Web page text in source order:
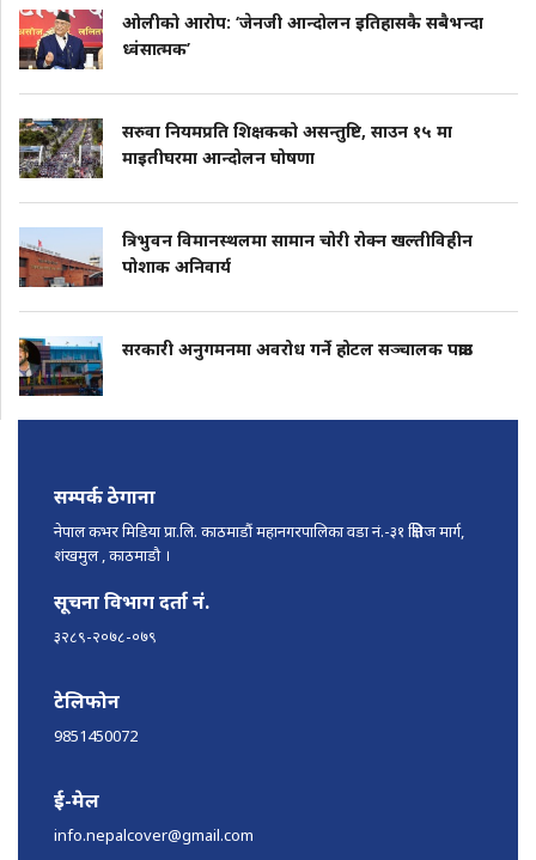
ओलीको आरोप: ‘जेनजी आन्दोलन इतिहासकै सबैभन्दा
ध्वंसात्मक’
सरुवा नियमप्रति शिक्षकको असन्तुष्टि, साउन १५ मा
माइतीघरमा आन्दोलन घोषणा
त्रिभुवन विमानस्थलमा सामान चोरी रोक्न खल्तीविहीन
पोशाक अनिवार्य
सरकारी अनुगमनमा अवरोध गर्ने होटल सञ्चालक पक्राउ
सम्पर्क ठेगाना
नेपाल कभर मिडिया प्रा.लि. काठमाडौं महानगरपालिका वडा नं.-३१ क्षितिज मार्ग,
शंखमुल , काठमाडौ ।
सूचना विभाग दर्ता नं.
३२८९-२०७८-०७९
टेलिफोन
9851450072
ई-मेल
info.nepalcover@gmail.com